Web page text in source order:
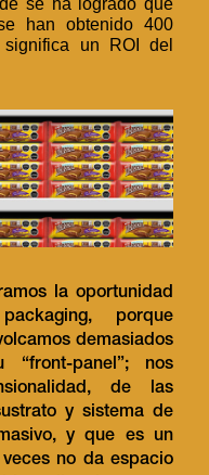
han obtenido 400
un ROI del
la oportunidad
porque
demasiados
“front-panel”; nos
de las
y sistema de
y que es un
no da espacio